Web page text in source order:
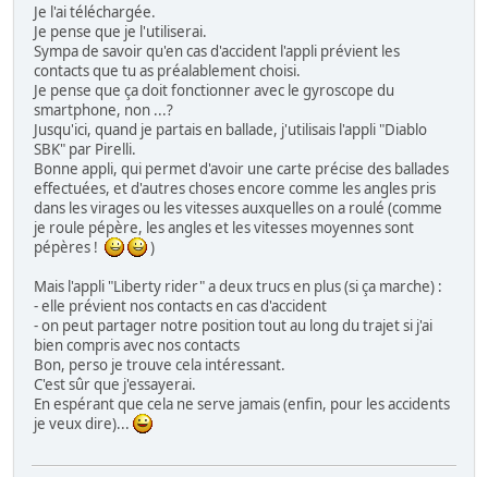
Je l'ai téléchargée.
Je pense que je l'utiliserai.
Sympa de savoir qu'en cas d'accident l'appli prévient les
contacts que tu as préalablement choisi.
Je pense que ça doit fonctionner avec le gyroscope du
smartphone, non ...?
Jusqu'ici, quand je partais en ballade, j'utilisais l'appli "Diablo
SBK" par Pirelli.
Bonne appli, qui permet d'avoir une carte précise des ballades
effectuées, et d'autres choses encore comme les angles pris
dans les virages ou les vitesses auxquelles on a roulé (comme
je roule pépère, les angles et les vitesses moyennes sont
pépères !
)
Mais l'appli "Liberty rider" a deux trucs en plus (si ça marche) :
- elle prévient nos contacts en cas d'accident
- on peut partager notre position tout au long du trajet si j'ai
bien compris avec nos contacts
Bon, perso je trouve cela intéressant.
C'est sûr que j'essayerai.
En espérant que cela ne serve jamais (enfin, pour les accidents
je veux dire)...